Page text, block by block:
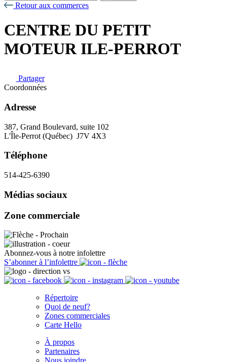
Retour aux commerces
CENTRE DU PETIT
MOTEUR ILE-PERROT
Partager
Coordonnées
Adresse
387, Grand Boulevard, suite 102
L'Île-Perrot (Québec) J7V 4X3
Téléphone
514-425-6390
Médias sociaux
Zone commerciale
Abonnez-vous à notre infolettre
S’abonner à l’infolettre
Répertoire
Quoi de neuf?
Zones commerciales
Carte Hello
À propos
Partenaires